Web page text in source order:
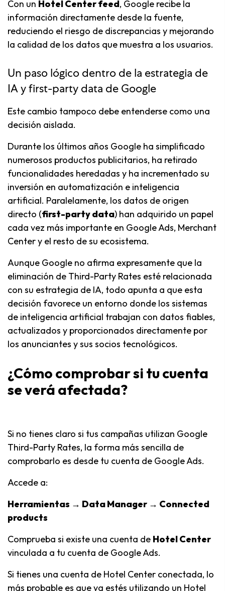
Con un Hotel Center feed, Google recibe la
información directamente desde la fuente,
reduciendo el riesgo de discrepancias y mejorando
la calidad de los datos que muestra a los usuarios.
Un paso lógico dentro de la estrategia de
IA y first-party data de Google
Este cambio tampoco debe entenderse como una
decisión aislada.
Durante los últimos años Google ha simplificado
numerosos productos publicitarios, ha retirado
funcionalidades heredadas y ha incrementado su
inversión en automatización e inteligencia
artificial. Paralelamente, los datos de origen
directo (first-party data) han adquirido un papel
cada vez más importante en Google Ads, Merchant
Center y el resto de su ecosistema.
Aunque Google no afirma expresamente que la
eliminación de Third-Party Rates esté relacionada
con su estrategia de IA, todo apunta a que esta
decisión favorece un entorno donde los sistemas
de inteligencia artificial trabajan con datos fiables,
actualizados y proporcionados directamente por
los anunciantes y sus socios tecnológicos.
¿Cómo comprobar si tu cuenta
se verá afectada?
Si no tienes claro si tus campañas utilizan Google
Third-Party Rates, la forma más sencilla de
comprobarlo es desde tu cuenta de Google Ads.
Accede a:
Herramientas → Data Manager → Connected
products
Comprueba si existe una cuenta de Hotel Center
vinculada a tu cuenta de Google Ads.
Si tienes una cuenta de Hotel Center conectada, lo
más probable es que ya estés utilizando un Hotel